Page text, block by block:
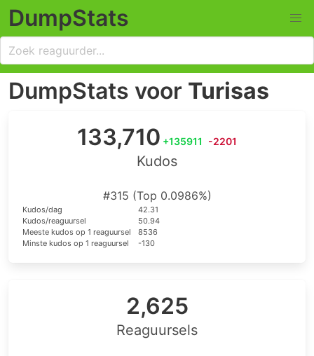
DumpStats
DumpStats voor Turisas
133,710 +135911 -2201
Kudos
#315 (Top 0.0986%)
Kudos/dag
42.31
Kudos/reaguursel
50.94
Meeste kudos op 1 reaguursel
8536
Minste kudos op 1 reaguursel
-130
2,625
Reaguursels